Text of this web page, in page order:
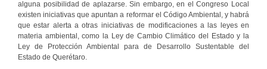
alguna posibilidad de aplazarse. Sin embargo, en el Congreso Local
existen iniciativas que apuntan a reformar el Código Ambiental, y habrá
que estar alerta a otras iniciativas de modificaciones a las leyes en
materia ambiental, como la Ley de Cambio Climático del Estado y la
Ley de Protección Ambiental para de Desarrollo Sustentable del
Estado de Querétaro.